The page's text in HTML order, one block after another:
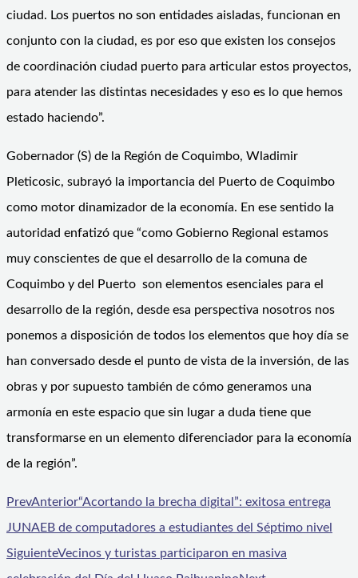
ciudad. Los puertos no son entidades aisladas, funcionan en
conjunto con la ciudad, es por eso que existen los consejos
de coordinación ciudad puerto para articular estos proyectos,
para atender las distintas necesidades y eso es lo que hemos
estado haciendo”.
Gobernador (S) de la Región de Coquimbo, Wladimir
Pleticosic, subrayó la importancia del Puerto de Coquimbo
como motor dinamizador de la economía. En ese sentido la
autoridad enfatizó que “como Gobierno Regional estamos
muy conscientes de que el desarrollo de la comuna de
Coquimbo y del Puerto son elementos esenciales para el
desarrollo de la región, desde esa perspectiva nosotros nos
ponemos a disposición de todos los elementos que hoy día se
han conversado desde el punto de vista de la inversión, de las
obras y por supuesto también de cómo generamos una
armonía en este espacio que sin lugar a duda tiene que
transformarse en un elemento diferenciador para la economía
de la región”.
PrevAnterior“Acortando la brecha digital”: exitosa entrega
JUNAEB de computadores a estudiantes del Séptimo nivel
SiguienteVecinos y turistas participaron en masiva